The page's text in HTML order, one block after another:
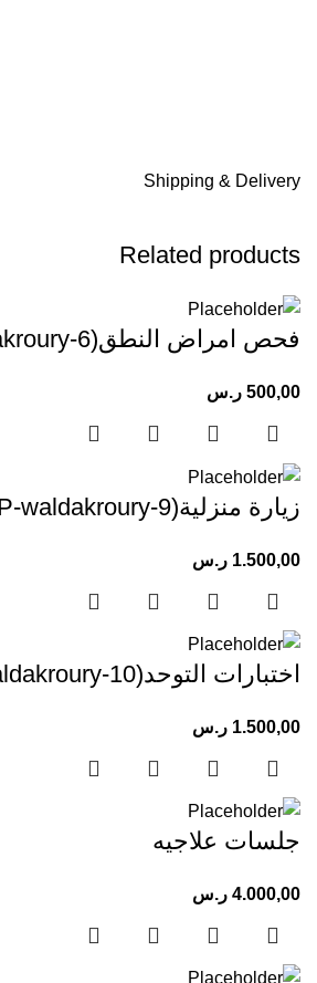
Shipping & Delivery
Related products
فحص امراض النطق(SLP-waldakroury-6)
500,00 ر.س
زيارة منزلية(SLP-waldakroury-9)
1.500,00 ر.س
اختبارات التوحد(SLP-waldakroury-10)
1.500,00 ر.س
جلسات علاجيه
4.000,00 ر.س